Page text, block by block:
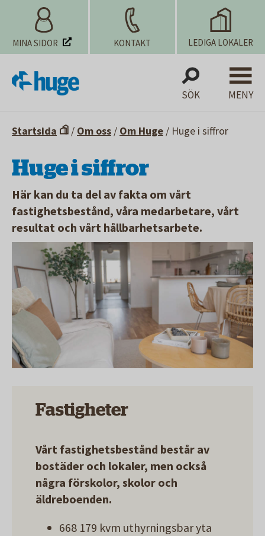
MINA SIDOR KONTAKT LEDIGA LOKALER
SÖK MENY
Startsida / Om oss / Om Huge / Huge i siffror
Huge i siffror
Här kan du ta del av fakta om vårt
fastighetsbestånd, våra medarbetare, vårt
resultat och vårt hållbarhetsarbete.
Fastigheter
Vårt fastighetsbestånd består av
bostäder och lokaler, men också
några förskolor, skolor och
äldreboenden.
668 179 kvm uthyrningsbar yta